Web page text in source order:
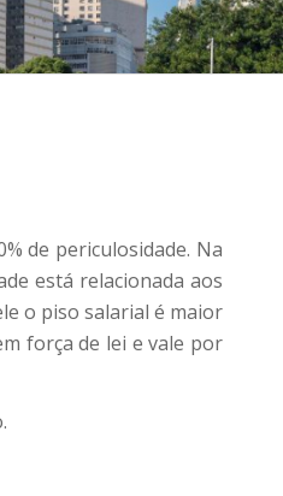
de periculosidade. Na
está relacionada aos
o piso salarial é maior
força de lei e vale por